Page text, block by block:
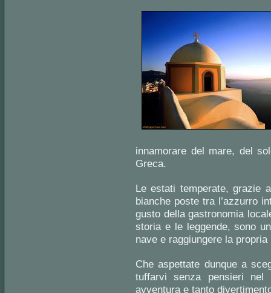
innamorare del mare, del
Greca.
Le estati temperate, grazie
bianche poste tra l’azzurro
gusto della gastronomia
storia e le leggende, sono
nave e raggiungere la propria
Che aspettate dunque a
tuffarvi senza pensieri nel
avventura e tanto